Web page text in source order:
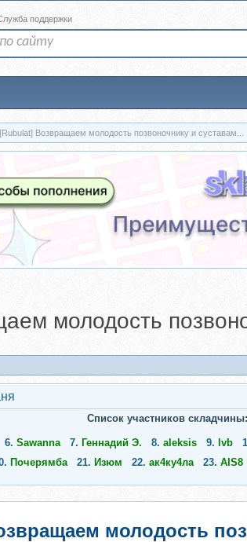
поддержки
Возвращаем молодость позвоночнику и суставам...
молодость
Список участников складчины:
6. Sawanna 7. Геннадий Э. 8. aleksis 9. lvb
Почерямба 21. Изюм 22. ак4ку4ла 23. AIS8
молодость